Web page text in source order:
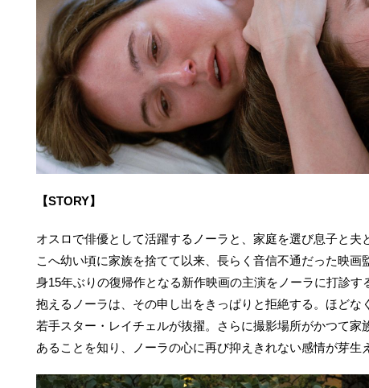
【STORY】
オスロで俳優として活躍するノーラと、家庭を選び息子と夫
こへ幼い頃に家族を捨てて以来、長らく音信不通だった映画
身15年ぶりの復帰作となる新作映画の主演をノーラに打診
抱えるノーラは、その申し出をきっぱりと拒絶する。ほどな
若手スター・レイチェルが抜擢。さらに撮影場所がかつて家
あることを知り、ノーラの心に再び抑えきれない感情が芽生